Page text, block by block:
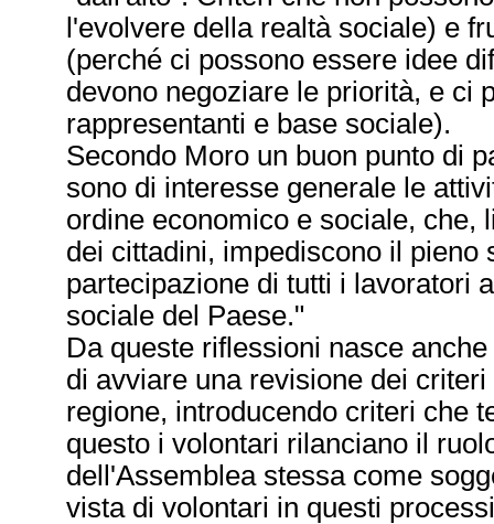
l'evolvere della realtà sociale) e
(perché ci possono essere idee
devono negoziare le priorità, e ci
rappresentanti e base sociale).
Secondo Moro un buon punto di
sono di interesse generale le
ordine economico e sociale, che,
dei cittadini, impediscono il pieno
partecipazione di tutti i lavoratori
sociale del Paese."
Da queste riflessioni nasce
di avviare una revisione dei
regione, introducendo criteri che
questo i volontari rilanciano il
dell'Assemblea stessa come
vista di volontari in questi